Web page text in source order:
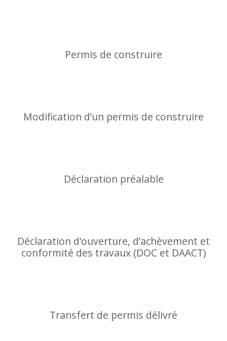
Permis de construire
Modification d’un permis de construire
Déclaration préalable
Déclaration d‘ouverture, d’achèvement et
conformité des travaux (DOC et DAACT)
Transfert de permis délivré